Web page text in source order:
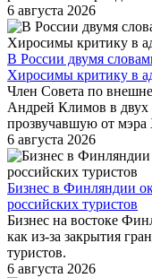
6 августа 2026
В России двумя
Хиросимы критику в
Член Совета по
Андрей Климов в двух
прозвучавшую от
6 августа 2026
Бизнес в Финляндии
российских туристов
Бизнес на востоке
как из-за закрытия
туристов.
6 августа 2026